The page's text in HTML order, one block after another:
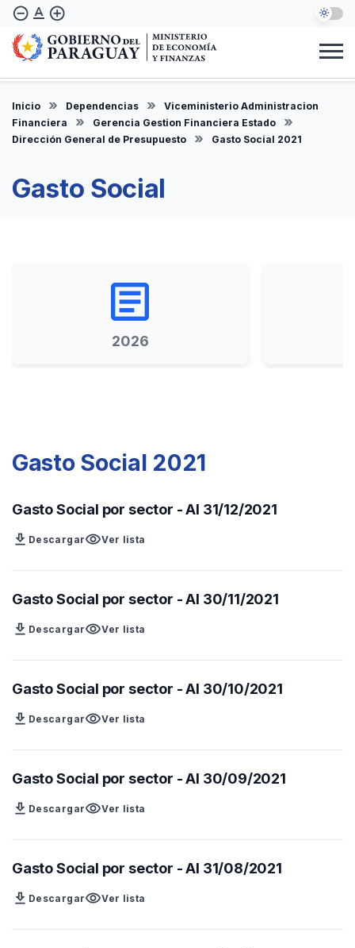
Pasar
contenido
principal
remove_circle_outline text_format add_circle_outline
Inicio Dependencias
Viceministerio Administracion
Financiera
Gerencia Gestion Financiera Estado
Dirección General de Presupuesto
Gasto Social 2021
Gasto Social
article
2026
Gasto Social 2021
Gasto Social por sector - Al 31/12/2021
download DescargarvisibilityVer lista
Gasto Social por sector - Al 30/11/2021
download DescargarvisibilityVer lista
Gasto Social por sector - Al 30/10/2021
download DescargarvisibilityVer lista
Gasto Social por sector - Al 30/09/2021
download DescargarvisibilityVer lista
Gasto Social por sector - Al 31/08/2021
download DescargarvisibilityVer lista